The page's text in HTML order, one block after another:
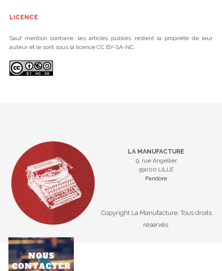
LICENCE
Sauf mention contraire, les articles publiés restent la propriété de leur
auteur et le sont sous la licence CC BY-SA-NC.
LA MANUFACTURE
9, rue Angellier
59000 LILLE
Pandore
Copyright La Manufacture. Tous droits
réservés.